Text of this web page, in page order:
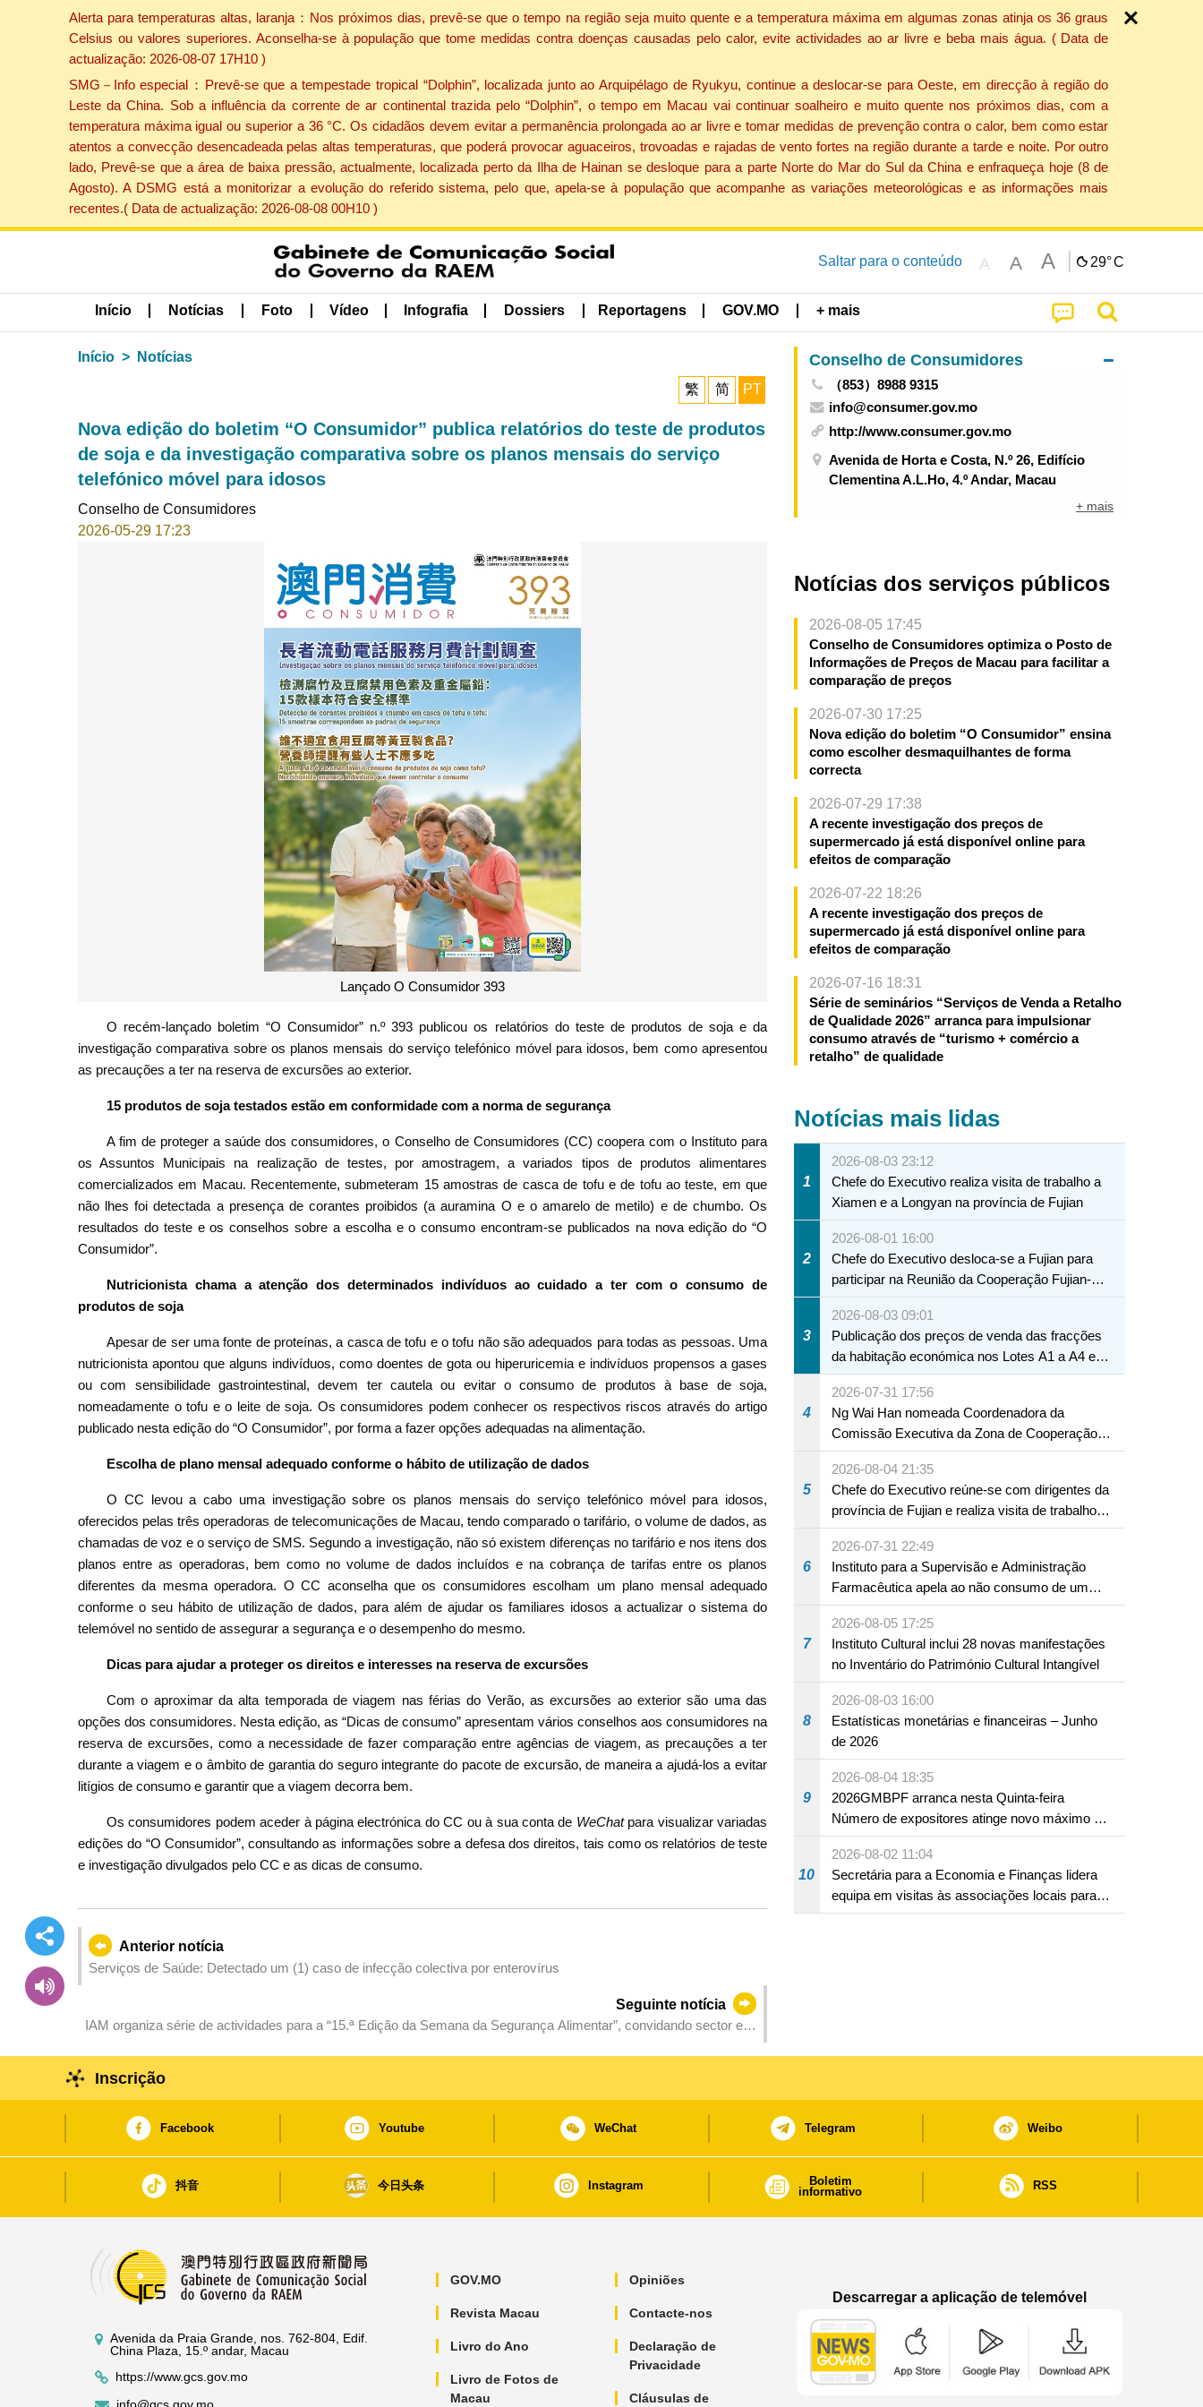
Alerta para temperaturas altas, laranja：Nos próximos dias, prevê-se que o tempo na região seja muito quente e a temperatura máxima em algumas zonas atinja os 36 graus
Celsius ou valores superiores. Aconselha-se à população que tome medidas contra doenças causadas pelo calor, evite actividades ao ar livre e beba mais água. ( Data de
actualização: 2026-08-07 17H10 )
SMG－Info especial：Prevê-se que a tempestade tropical “Dolphin”, localizada junto ao Arquipélago de Ryukyu, continue a deslocar-se para Oeste, em direcção à região do
Leste da China. Sob a influência da corrente de ar continental trazida pelo “Dolphin”, o tempo em Macau vai continuar soalheiro e muito quente nos próximos dias, com a
temperatura máxima igual ou superior a 36 °C. Os cidadãos devem evitar a permanência prolongada ao ar livre e tomar medidas de prevenção contra o calor, bem como estar
atentos a convecção desencadeada pelas altas temperaturas, que poderá provocar aguaceiros, trovoadas e rajadas de vento fortes na região durante a tarde e noite. Por outro
lado, Prevê-se que a área de baixa pressão, actualmente, localizada perto da Ilha de Hainan se desloque para a parte Norte do Mar do Sul da China e enfraqueça hoje (8 de
Agosto). A DSMG está a monitorizar a evolução do referido sistema, pelo que, apela-se à população que acompanhe as variações meteorológicas e as informações mais
recentes.( Data de actualização: 2026-08-08 00H10 )
Saltar para o conteúdo A A A 29°C
Início Notícias Foto Vídeo Infografia Dossiers Reportagens GOV.MO + mais
Início Notícias
繁 简 PT
Nova edição do boletim “O Consumidor” publica relatórios do teste de produtos
de soja e da investigação comparativa sobre os planos mensais do serviço
telefónico móvel para idosos
Conselho de Consumidores
2026-05-29 17:23
Lançado O Consumidor 393
O recém-lançado boletim “O Consumidor” n.º 393 publicou os relatórios do teste de produtos de soja e da
investigação comparativa sobre os planos mensais do serviço telefónico móvel para idosos, bem como apresentou
as precauções a ter na reserva de excursões ao exterior.
15 produtos de soja testados estão em conformidade com a norma de segurança
A fim de proteger a saúde dos consumidores, o Conselho de Consumidores (CC) coopera com o Instituto para
os Assuntos Municipais na realização de testes, por amostragem, a variados tipos de produtos alimentares
comercializados em Macau. Recentemente, submeteram 15 amostras de casca de tofu e de tofu ao teste, em que
não lhes foi detectada a presença de corantes proibidos (a auramina O e o amarelo de metilo) e de chumbo. Os
resultados do teste e os conselhos sobre a escolha e o consumo encontram-se publicados na nova edição do “O
Consumidor”.
Nutricionista chama a atenção dos determinados indivíduos ao cuidado a ter com o consumo de
produtos de soja
Apesar de ser uma fonte de proteínas, a casca de tofu e o tofu não são adequados para todas as pessoas. Uma
nutricionista apontou que alguns indivíduos, como doentes de gota ou hiperuricemia e indivíduos propensos a gases
ou com sensibilidade gastrointestinal, devem ter cautela ou evitar o consumo de produtos à base de soja,
nomeadamente o tofu e o leite de soja. Os consumidores podem conhecer os respectivos riscos através do artigo
publicado nesta edição do “O Consumidor”, por forma a fazer opções adequadas na alimentação.
Escolha de plano mensal adequado conforme o hábito de utilização de dados
O CC levou a cabo uma investigação sobre os planos mensais do serviço telefónico móvel para idosos,
oferecidos pelas três operadoras de telecomunicações de Macau, tendo comparado o tarifário, o volume de dados, as
chamadas de voz e o serviço de SMS. Segundo a investigação, não só existem diferenças no tarifário e nos itens dos
planos entre as operadoras, bem como no volume de dados incluídos e na cobrança de tarifas entre os planos
diferentes da mesma operadora. O CC aconselha que os consumidores escolham um plano mensal adequado
conforme o seu hábito de utilização de dados, para além de ajudar os familiares idosos a actualizar o sistema do
telemóvel no sentido de assegurar a segurança e o desempenho do mesmo.
Dicas para ajudar a proteger os direitos e interesses na reserva de excursões
Com o aproximar da alta temporada de viagem nas férias do Verão, as excursões ao exterior são uma das
opções dos consumidores. Nesta edição, as “Dicas de consumo” apresentam vários conselhos aos consumidores na
reserva de excursões, como a necessidade de fazer comparação entre agências de viagem, as precauções a ter
durante a viagem e o âmbito de garantia do seguro integrante do pacote de excursão, de maneira a ajudá-los a evitar
litígios de consumo e garantir que a viagem decorra bem.
Os consumidores podem aceder à página electrónica do CC ou à sua conta de WeChatpara visualizar variadas
edições do “O Consumidor”, consultando as informações sobre a defesa dos direitos, tais como os relatórios de teste
e investigação divulgados pelo CC e as dicas de consumo.
Anterior notícia
Serviços de Saúde: Detectado um (1) caso de infecção colectiva por enterovírus
Seguinte notícia
IAM organiza série de actividades para a “15.ª Edição da Semana da Segurança Alimentar”, convidando sector e
Conselho de Consumidores
（853）8988 9315
info@consumer.gov.mo
http://www.consumer.gov.mo
Avenida de Horta e Costa, N.º 26, Edifício
Clementina A.L.Ho, 4.º Andar, Macau
+ mais
Notícias dos serviços públicos
2026-08-05 17:45
Conselho de Consumidores optimiza o Posto de
Informações de Preços de Macau para facilitar a
comparação de preços
2026-07-30 17:25
Nova edição do boletim “O Consumidor” ensina
como escolher desmaquilhantes de forma
correcta
2026-07-29 17:38
A recente investigação dos preços de
supermercado já está disponível online para
efeitos de comparação
2026-07-22 18:26
A recente investigação dos preços de
supermercado já está disponível online para
efeitos de comparação
2026-07-16 18:31
Série de seminários “Serviços de Venda a Retalho
de Qualidade 2026” arranca para impulsionar
consumo através de “turismo + comércio a
retalho” de qualidade
Notícias mais lidas
1
2026-08-03 23:12
Chefe do Executivo realiza visita de trabalho a
Xiamen e a Longyan na província de Fujian
2
2026-08-01 16:00
Chefe do Executivo desloca-se a Fujian para
participar na Reunião da Cooperação Fujian-
Macau
3
2026-08-03 09:01
Publicação dos preços de venda das fracções
da habitação económica nos Lotes A1 a A4 e
A12 da Zona A dos Novos Aterros
4
2026-07-31 17:56
Ng Wai Han nomeada Coordenadora da
Comissão Executiva da Zona de Cooperação
Aprofundada entre Guangdong e Macau em
Hengqin
5
2026-08-04 21:35
Chefe do Executivo reúne-se com dirigentes da
província de Fujian e realiza visita de trabalho
em Fuzhou
6
2026-07-31 22:49
Instituto para a Supervisão e Administração
Farmacêutica apela ao não consumo de um
produto com substâncias medicamentosas
ocidentais
7
2026-08-05 17:25
Instituto Cultural inclui 28 novas manifestações
no Inventário do Património Cultural Intangível
8
2026-08-03 16:00
Estatísticas monetárias e financeiras – Junho
de 2026
9
2026-08-04 18:35
2026GMBPF arranca nesta Quinta-feira
Número de expositores atinge novo máximo em
18 anos
10
2026-08-02 11:04
Secretária para a Economia e Finanças lidera
equipa em visitas às associações locais para
consolidar consensos e promover os trabalhos
Inscrição
Facebook Youtube WeChat Telegram Weibo
抖音 今日头条 Instagram
Boletim
informativo
RSS
Avenida da Praia Grande, nos. 762-804, Edif.
China Plaza, 15.º andar, Macau
https://www.gcs.gov.mo
GOV.MO
Revista Macau
Livro do Ano
Livro de Fotos de
Macau
Opiniões
Contacte-nos
Declaração de
Privacidade
Cláusulas de
Descarregar a aplicação de telemóvel